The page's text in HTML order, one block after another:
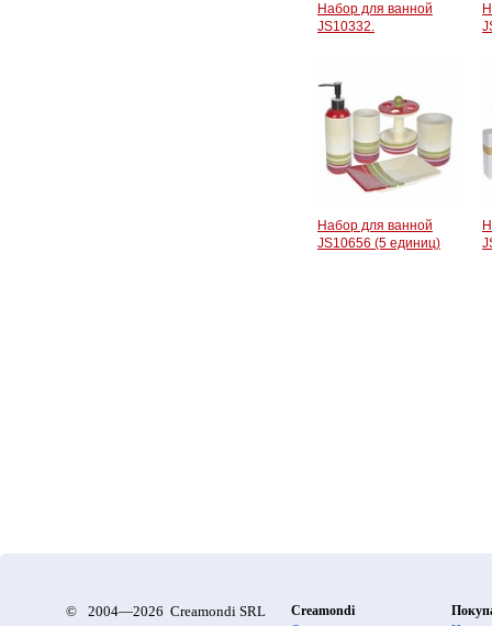
Набор для ванной
JS10332.
Набор для ванной
JS10656 (5 единиц)
© 2004—2026 Creamondi SRL
Creamondi